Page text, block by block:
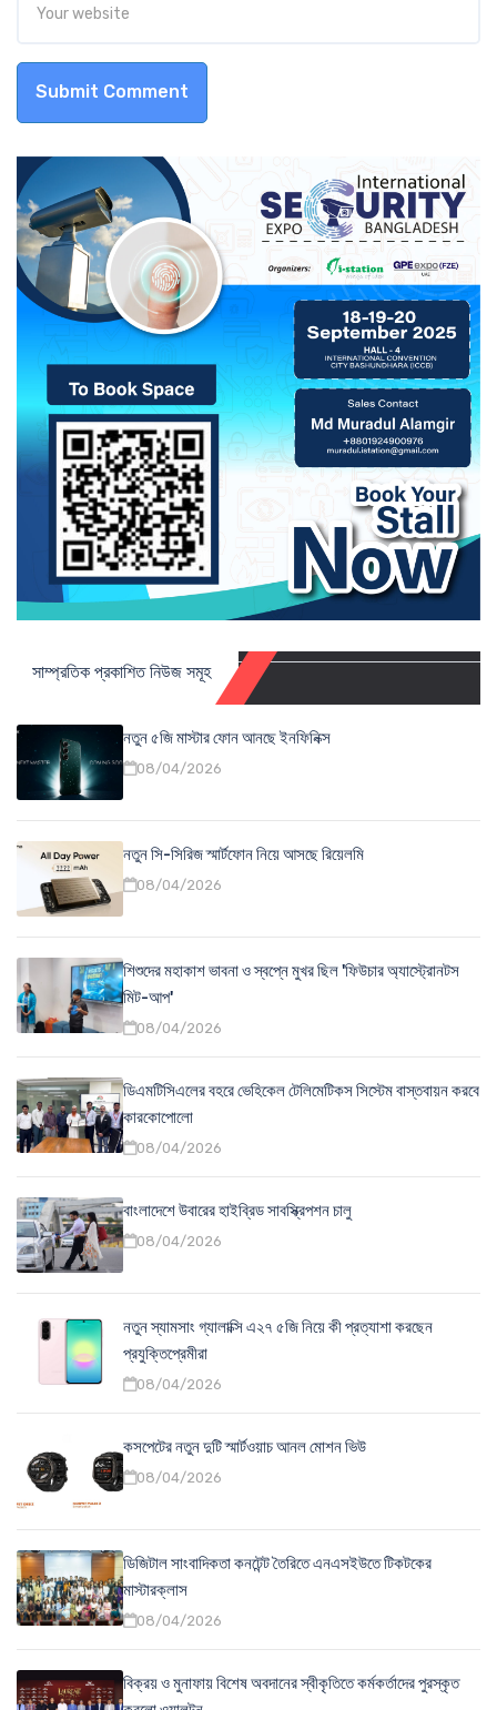
Submit Comment
সাম্প্রতিক প্রকাশিত নিউজ সমূহ
নতুন ৫জি মাস্টার ফোন আনছে ইনফিনিক্স
08/04/2026
নতুন সি-সিরিজ স্মার্টফোন নিয়ে আসছে রিয়েলমি
08/04/2026
শিশুদের মহাকাশ ভাবনা ও স্বপ্নে মুখর ছিল 'ফিউচার অ্যাস্ট্রোনটস
মিট-আপ'
08/04/2026
ডিএমটিসিএলের বহরে ভেহিকেল টেলিমেটিকস সিস্টেম বাস্তবায়ন করবে
কারকোপোলো
08/04/2026
বাংলাদেশে উবারের হাইব্রিড সাবস্ক্রিপশন চালু
08/04/2026
নতুন স্যামসাং গ্যালাক্সি এ২৭ ৫জি নিয়ে কী প্রত্যাশা করছেন
প্রযুক্তিপ্রেমীরা
08/04/2026
কসপেটের নতুন দুটি স্মার্টওয়াচ আনল মোশন ভিউ
08/04/2026
ডিজিটাল সাংবাদিকতা কনটেন্ট তৈরিতে এনএসইউতে টিকটকের
মাস্টারক্লাস
08/04/2026
বিক্রয় ও মুনাফায় বিশেষ অবদানের স্বীকৃতিতে কর্মকর্তাদের পুরস্কৃত